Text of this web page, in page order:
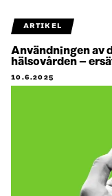
ARTIKEL
Användningen av
hälsovården –
10.6.2025